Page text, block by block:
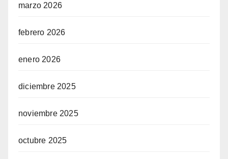
marzo 2026
febrero 2026
enero 2026
diciembre 2025
noviembre 2025
octubre 2025